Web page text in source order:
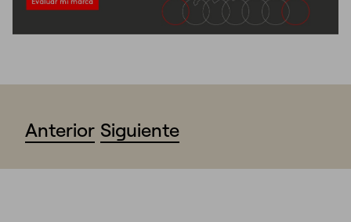
Anterior Siguiente